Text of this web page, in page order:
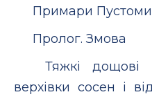
Примари
Пролог. Змова
Тяжкі дощові
верхівки сосен і